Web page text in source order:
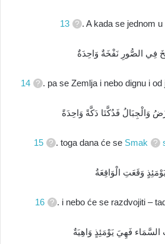
13 . A kada se jednom u
فِي الصُّورِ نَفْخَةٌ وَاحِدَةٌ
14 . pa se Zemlja i nebo dignu i
وَالْجِبَالُ فَدُكَّتَا دَكَّةً وَاحِدَةً
15 . toga dana će se Smak
وَقَعَتِ الْوَاقِعَةُ
16 . i nebo će se razdvojiti –
فَهِيَ يَوْمَئِذٍ وَاهِيَةٌ